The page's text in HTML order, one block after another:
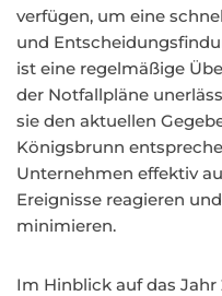
verfügen, um eine
und
ist eine regelmäßige
der Notfallpläne
sie den aktuellen
Königsbrunn
Unternehmen effektiv
Ereignisse reagieren
minimieren.
Im Hinblick auf das